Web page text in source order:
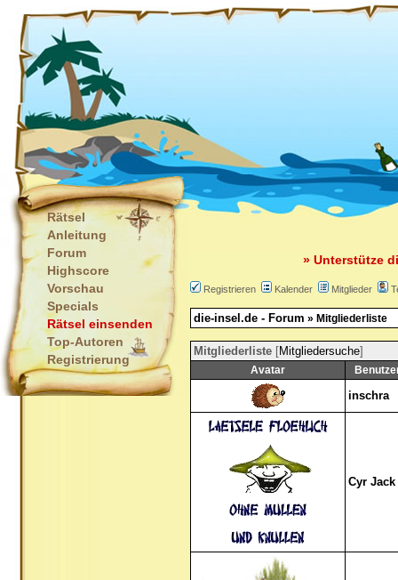
Rätsel
Anleitung
Forum
Highscore
Vorschau
Specials
Rätsel einsenden
Top-Autoren
Registrierung
» Unterstütze
Registrieren Kalender Mitglieder
die-insel.de - Forum » Mitgliederliste
Mitgliederliste [Mitgliedersuche]
Avatar
inschra
Cyr Jack